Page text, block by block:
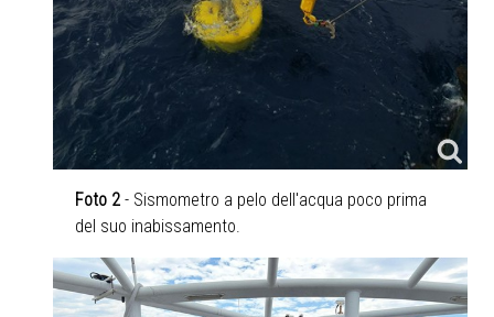
Foto 2 - Sismometro a pelo dell'acqua poco prima
del suo inabissamento.